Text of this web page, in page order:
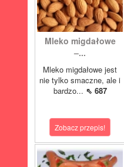
Mleko migdałowe
–...
Mleko migdałowe jest
nie tylko smaczne, ale i
bardzo... ⇖ 687
Zobacz przepis!